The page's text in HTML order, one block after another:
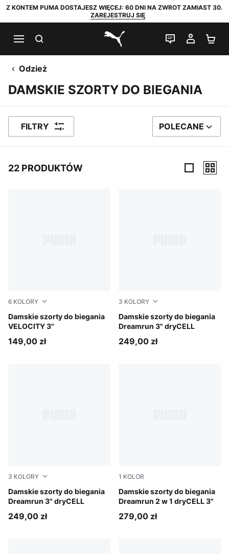
Z KONTEM PUMA DOSTAJESZ WIĘCEJ: 60 DNI NA ZWROT ZAMIAST 30.
ZAREJESTRUJ SIĘ
PUMA.com
CZAT NA
MOJE
Odzież
DAMSKIE SZORTY DO BIEGANIA
FILTRY SORTUJ WEDŁUG
POLECANE
22 PRODUKTÓW
6 KOLORY
Damskie szorty do biegania
VELOCITY 3"
Puma Black
149,00 zł
3 KOLORY
Damskie szorty do biegania
Dreamrun 3" dryCELL
Puma Black
249,00 zł
3 KOLORY
Damskie szorty do biegania
Dreamrun 3" dryCELL
Light Lavender
249,00 zł
1 KOLOR
Damskie szorty do biegania
Dreamrun 2 w 1 dryCELL 3"
Puma Black
279,00 zł